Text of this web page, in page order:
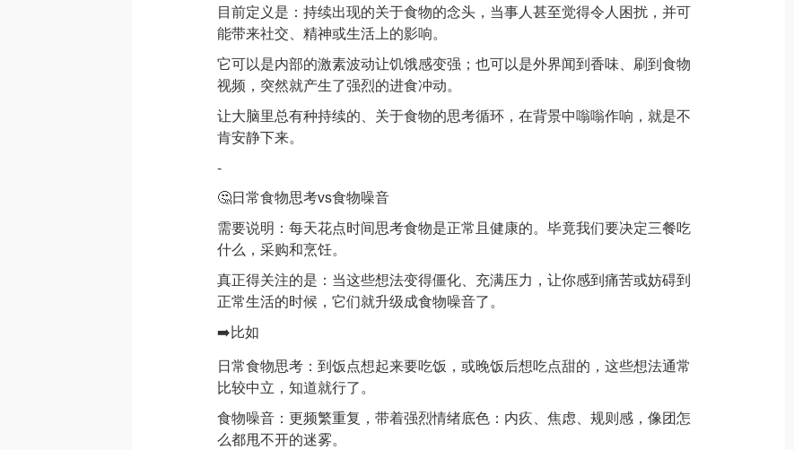
目前定义是：持续出现的关于食物的念头，当事人甚至觉得令人困扰，并可
能带来社交、精神或生活上的影响。
它可以是内部的激素波动让饥饿感变强；也可以是外界闻到香味、刷到食物
视频，突然就产生了强烈的进食冲动。
让大脑里总有种持续的、关于食物的思考循环，在背景中嗡嗡作响，就是不
肯安静下来。
-
🤔日常食物思考vs食物噪音
需要说明：每天花点时间思考食物是正常且健康的。毕竟我们要决定三餐吃
什么，采购和烹饪。
真正得关注的是：当这些想法变得僵化、充满压力，让你感到痛苦或妨碍到
正常生活的时候，它们就升级成食物噪音了。
➡️比如
日常食物思考：到饭点想起来要吃饭，或晚饭后想吃点甜的，这些想法通常
比较中立，知道就行了。
食物噪音：更频繁重复，带着强烈情绪底色：内疚、焦虑、规则感，像团怎
么都甩不开的迷雾。